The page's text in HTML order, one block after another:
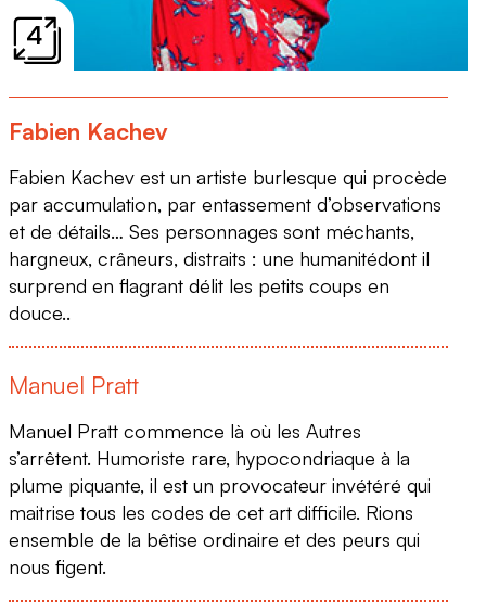
4
Fabien Kachev
Fabien Kachev est un artiste burlesque qui procède
par accumulation, par entassement d’observations
et de détails… Ses personnages sont méchants,
hargneux, crâneurs, distraits : une humanitédont il
surprend en flagrant délit les petits coups en
douce..
Manuel Pratt
Manuel Pratt commence là où les Autres
s’arrêtent. Humoriste rare, hypocondriaque à la
plume piquante, il est un provocateur invétéré qui
maitrise tous les codes de cet art difficile. Rions
ensemble de la bêtise ordinaire et des peurs qui
nous figent.